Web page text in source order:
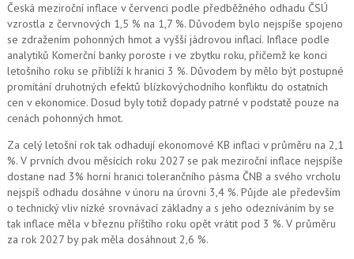
Česká meziroční inflace v červenci podle předběžného odhadu ČSÚ
vzrostla z červnových 1,5 % na 1,7 %. Důvodem bylo nejspíše spojeno
se zdražením pohonných hmot a vyšší jádrovou inflací. Inflace podle
analytiků Komerční banky poroste i ve zbytku roku, přičemž ke konci
letošního roku se přiblíží k hranici 3 %. Důvodem by mělo být postupné
promítání druhotných efektů blízkovýchodního konfliktu do ostatních
cen v ekonomice. Dosud byly totiž dopady patrné v podstatě pouze na
cenách pohonných hmot.
Za celý letošní rok tak odhadují ekonomové KB inflaci v průměru na 2,1
%. V prvních dvou měsících roku 2027 se pak meziroční inflace nejspíše
dostane nad 3% horní hranici tolerančního pásma ČNB a svého vrcholu
nejspíš odhadu dosáhne v únoru na úrovni 3,4 %. Půjde ale především
o technický vliv nízké srovnávací základny a s jeho odezníváním by se
tak inflace měla v březnu příštího roku opět vrátit pod 3 %. V průměru
za rok 2027 by pak měla dosáhnout 2,6 %.